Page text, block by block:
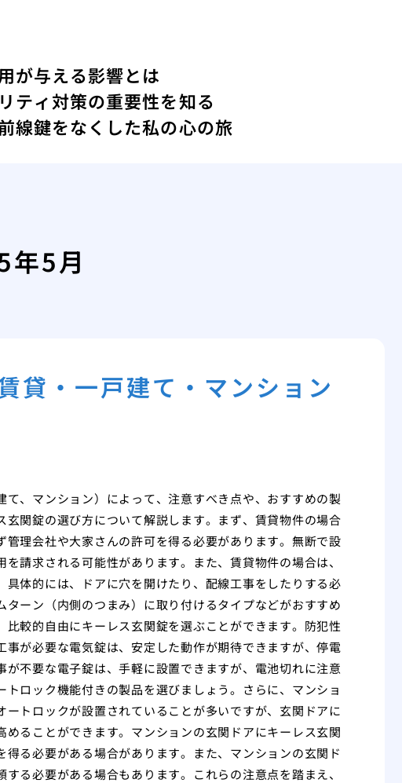
が与える影響とは
ティ対策の重要性を知る
線鍵をなくした私の心の旅
5月
貸・一戸建て・マンション
、マンション）によって、注意すべき点や、おすすめの製
関錠の選び方について解説します。まず、賃貸物件の場合
理会社や大家さんの許可を得る必要があります。無断で設
請求される可能性があります。また、賃貸物件の場合は、
体的には、ドアに穴を開けたり、配線工事をしたりする必
ーン（内側のつまみ）に取り付けるタイプなどがおすすめ
較的自由にキーレス玄関錠を選ぶことができます。防犯性
が必要な電気錠は、安定した動作が期待できますが、停電
不要な電子錠は、手軽に設置できますが、電池切れに注意
ロック機能付きの製品を選びましょう。さらに、マンショ
トロックが設置されていることが多いですが、玄関ドアに
ることができます。マンションの玄関ドアにキーレス玄関
る必要がある場合があります。また、マンションの玄関ド
る必要がある場合もあります。これらの注意点を踏まえ、